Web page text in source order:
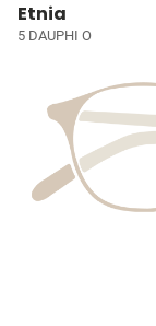
Etnia
5 DAUPHI O